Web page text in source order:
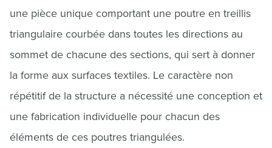
une pièce unique comportant une poutre en treillis
triangulaire courbée dans toutes les directions au
sommet de chacune des sections, qui sert à donner
la forme aux surfaces textiles. Le caractère non
répétitif de la structure a nécessité une conception et
une fabrication individuelle pour chacun des
éléments de ces poutres triangulées.